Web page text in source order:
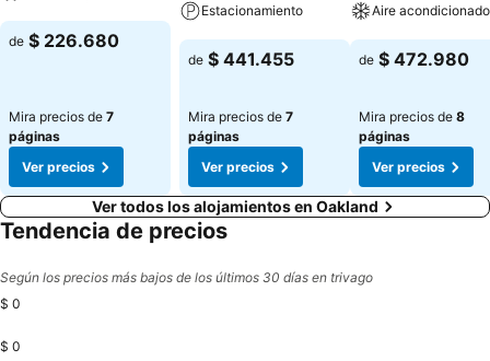
Ver precios
de $ 226.680
Mira precios de 7
páginas
Ver precios
Estacionamiento
Ver precios
de $ 441.455
Mira precios de 7
páginas
Ver precios
Aire acondicionado
Ver precios
de $ 472.980
Mira precios de 8
páginas
Ver precios
Ver todos los alojamientos en Oakland
Tendencia de precios
Según los precios más bajos de los últimos 30 días en trivago
$ 0
$ 0